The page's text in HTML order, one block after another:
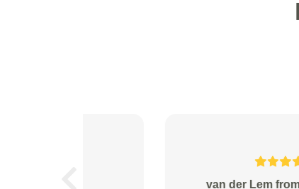
Scheenstra from Ter Idzard